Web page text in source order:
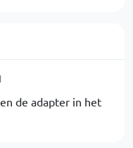
de adapter in het